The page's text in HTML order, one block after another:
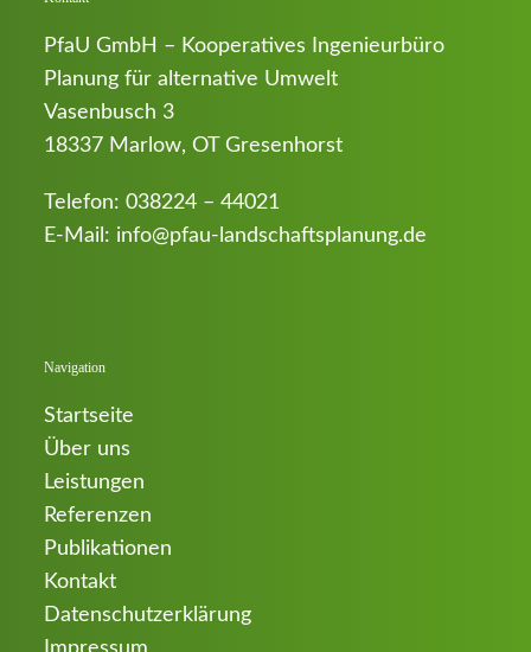
PfaU GmbH – Kooperatives Ingenieurbüro
Planung für alternative Umwelt
Vasenbusch 3
18337 Marlow, OT Gresenhorst
Telefon:038224 – 44021
E-Mail: info@pfau-landschaftsplanung.de
Navigation
Startseite
Über uns
Leistungen
Referenzen
Publikationen
Kontakt
Datenschutzerklärung